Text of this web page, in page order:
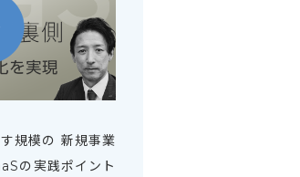
規模の 新規事業
の実践ポイント